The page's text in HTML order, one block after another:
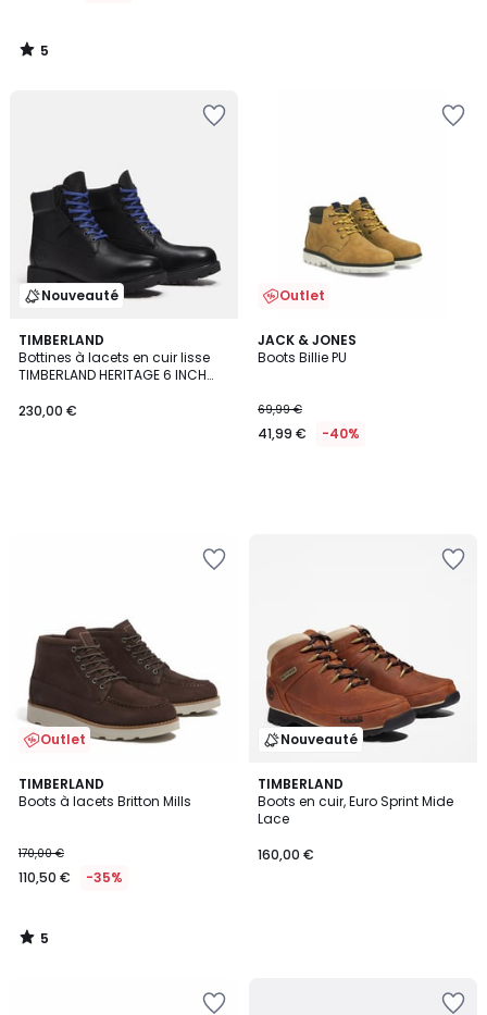
5
/
Nouveauté
TIMBERLAND
Bottines à lacets en cuir lisse
TIMBERLAND HERITAGE 6 INCH
230,00 €
Outlet
JACK & JONES
Boots Billie PU
69,99 €
41,99 € -40%
Outlet
TIMBERLAND
Boots à lacets Britton Mills
170,00 €
110,50 € -35%
5
/
5
/
Nouveauté
TIMBERLAND
Boots en cuir, Euro Sprint Mide
Lace
160,00 €